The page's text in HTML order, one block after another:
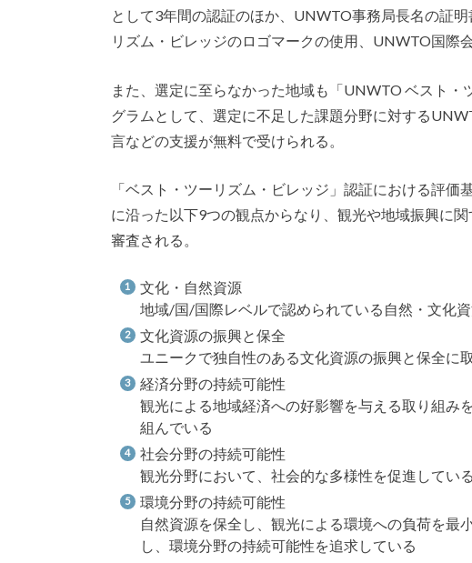
として3年間の認証のほか、UNWTO事務局長名の証
リズム・ビレッジのロゴマークの使用、UNWTO国際
また、選定に至らなかった地域も「UNWTO ベスト・
グラムとして、選定に不足した課題分野に対する
言などの支援が無料で受けられる。
「ベスト・ツーリズム・ビレッジ」認証における評価
に沿った以下9つの観点からなり、観光や地域振興に
審査される。
文化・自然資源
地域/国/国際レベルで認められている自然・文化
文化資源の振興と保全
ユニークで独自性のある文化資源の振興と保全に
経済分野の持続可能性
観光による地域経済への好影響を与える取り組み
組んでいる
社会分野の持続可能性
観光分野において、社会的な多様性を促進している
環境分野の持続可能性
自然資源を保全し、観光による環境への負荷を最
し、環境分野の持続可能性を追求している